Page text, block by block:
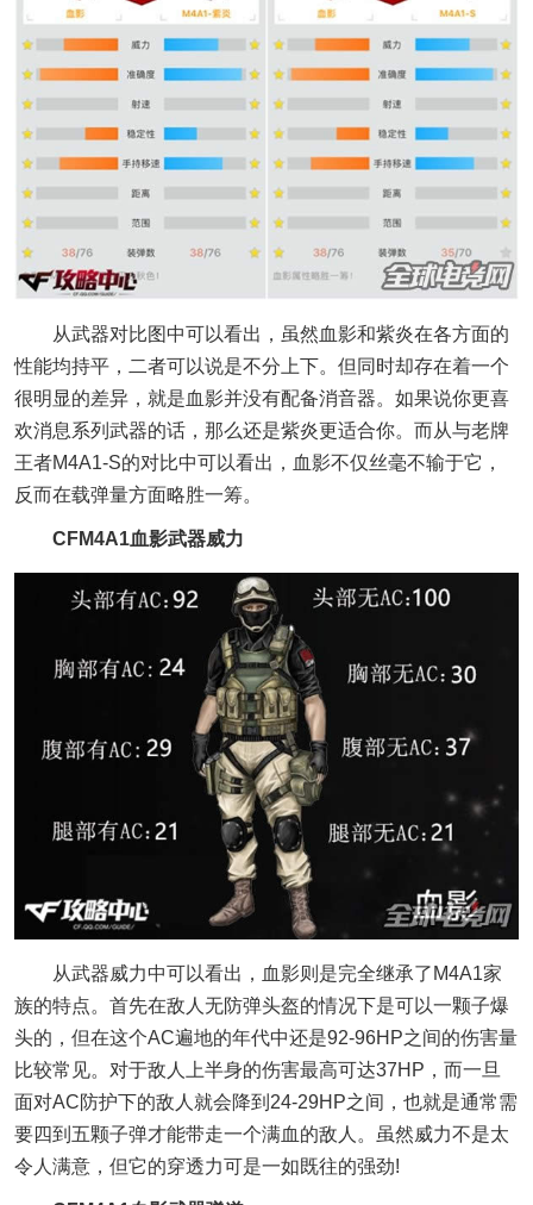
从武器对比图中可以看出，虽然血影和紫炎在各方面的
性能均持平，二者可以说是不分上下。但同时却存在着一个
很明显的差异，就是血影并没有配备消音器。如果说你更喜
欢消息系列武器的话，那么还是紫炎更适合你。而从与老牌
王者M4A1-S的对比中可以看出，血影不仅丝毫不输于它，
反而在载弹量方面略胜一筹。
CFM4A1血影武器威力
从武器威力中可以看出，血影则是完全继承了M4A1家
族的特点。首先在敌人无防弹头盔的情况下是可以一颗子爆
头的，但在这个AC遍地的年代中还是92-96HP之间的伤害量
比较常见。对于敌人上半身的伤害最高可达37HP，而一旦
面对AC防护下的敌人就会降到24-29HP之间，也就是通常需
要四到五颗子弹才能带走一个满血的敌人。虽然威力不是太
令人满意，但它的穿透力可是一如既往的强劲!